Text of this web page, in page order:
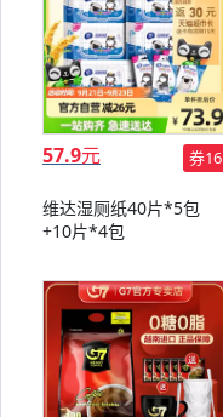
57.9元 券16
维达湿厕纸40片*5包
+10片*4包